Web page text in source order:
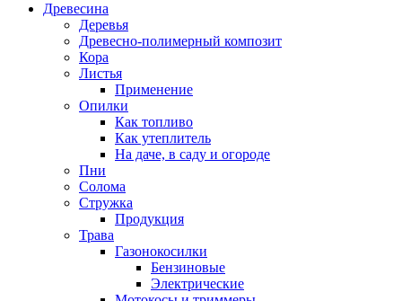
Древесина
Деревья
Древесно-полимерный композит
Кора
Листья
Применение
Опилки
Как топливо
Как утеплитель
На даче, в саду и огороде
Пни
Солома
Стружка
Продукция
Трава
Газонокосилки
Бензиновые
Электрические